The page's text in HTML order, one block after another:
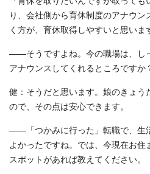
り、会社側から育休制度のアナウ
く方が、育休取得しやすいと思いま
――そうですよね。今の職場は、し
アナウンスしてくれるところですか
健：そうだと思います。娘のきょう
ので、その点は安心できます。
――「つかみに行った」転職で、生
よかったですね。では、今現在お住
スポットがあれば教えてください。